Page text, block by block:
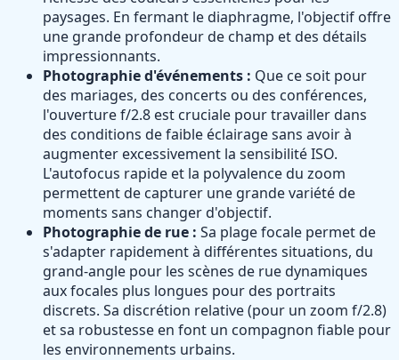
paysages. En fermant le diaphragme, l'objectif offre
une grande profondeur de champ et des détails
impressionnants.
Photographie d'événements : Que ce soit pour
des mariages, des concerts ou des conférences,
l'ouverture f/2.8 est cruciale pour travailler dans
des conditions de faible éclairage sans avoir à
augmenter excessivement la sensibilité ISO.
L'autofocus rapide et la polyvalence du zoom
permettent de capturer une grande variété de
moments sans changer d'objectif.
Photographie de rue : Sa plage focale permet de
s'adapter rapidement à différentes situations, du
grand-angle pour les scènes de rue dynamiques
aux focales plus longues pour des portraits
discrets. Sa discrétion relative (pour un zoom f/2.8)
et sa robustesse en font un compagnon fiable pour
les environnements urbains.